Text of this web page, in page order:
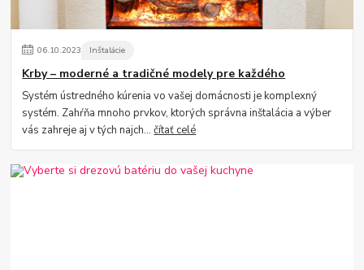
06.10.2023 Inštalácie
Krby – moderné a tradičné modely pre každého
Systém ústredného kúrenia vo vašej domácnosti je komplexný
systém. Zahŕňa mnoho prvkov, ktorých správna inštalácia a výber
vás zahreje aj v tých najch...čítať celé